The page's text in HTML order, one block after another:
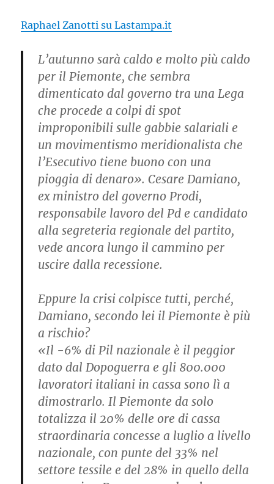
Raphael Zanotti su Lastampa.it
L’autunno sarà caldo e molto più caldo
per il Piemonte, che sembra
dimenticato dal governo tra una Lega
che procede a colpi di spot
improponibili sulle gabbie salariali e
un movimentismo meridionalista che
l’Esecutivo tiene buono con una
pioggia di denaro». Cesare Damiano,
ex ministro del governo Prodi,
responsabile lavoro del Pd e candidato
alla segreteria regionale del partito,
vede ancora lungo il cammino per
uscire dalla recessione.
Eppure la crisi colpisce tutti, perché,
Damiano, secondo lei il Piemonte è più
a rischio?
«Il -6% di Pil nazionale è il peggior
dato dal Dopoguerra e gli 800.000
lavoratori italiani in cassa sono lì a
dimostrarlo. Il Piemonte da solo
totalizza il 20% delle ore di cassa
straordinaria concesse a luglio a livello
nazionale, con punte del 33% nel
settore tessile e del 28% in quello della